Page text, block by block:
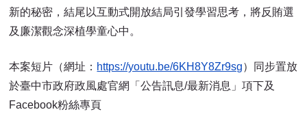
新的秘密，結尾以互動式開放結局引發學習思考，將反賄選
及廉潔觀念深植學童心中。
本案短片（網址： https://youtu.be/6KH8Y8Zr9sg）同步置放
於臺中市政府政風處官網「公告訊息/最新消息」項下及
Facebook粉絲專頁